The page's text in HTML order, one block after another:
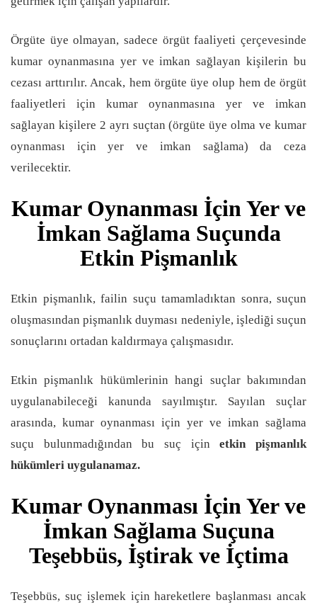
Örgüte üye olmayan, sadece örgüt faaliyeti çerçevesinde
kumar oynanmasına yer ve imkan sağlayan kişilerin bu
cezası arttırılır. Ancak, hem örgüte üye olup hem de örgüt
faaliyetleri için kumar oynanmasına yer ve imkan
sağlayan kişilere 2 ayrı suçtan (örgüte üye olma ve kumar
oynanması için yer ve imkan sağlama) da ceza
verilecektir.
Kumar Oynanması İçin Yer ve
İmkan Sağlama Suçunda
Etkin Pişmanlık
Etkin pişmanlık, failin suçu tamamladıktan sonra, suçun
oluşmasından pişmanlık duyması nedeniyle, işlediği suçun
sonuçlarını ortadan kaldırmaya çalışmasıdır.
Etkin pişmanlık hükümlerinin hangi suçlar bakımından
uygulanabileceği kanunda sayılmıştır. Sayılan suçlar
arasında, kumar oynanması için yer ve imkan sağlama
suçu bulunmadığından bu suç içinetkin pişmanlık
hükümleri uygulanamaz.
Kumar Oynanması İçin Yer ve
İmkan Sağlama Suçuna
Teşebbüs, İştirak ve İçtima
Teşebbüs, suç işlemek için hareketlere başlanması ancak